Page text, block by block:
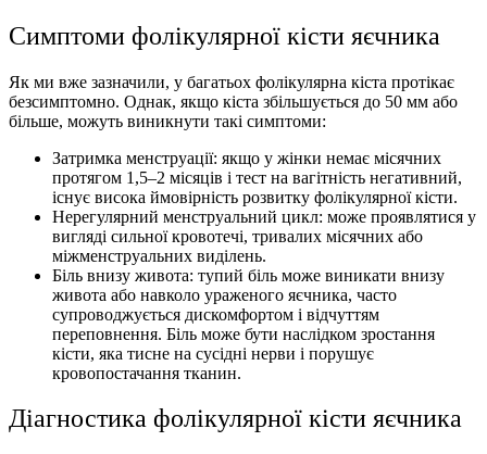
Симптоми фолікулярної кісти яєчника
Як ми вже зазначили, у багатьох фолікулярна кіста протікає
безсимптомно. Однак, якщо кіста збільшується до 50 мм або
більше, можуть виникнути такі симптоми:
Затримка менструації: якщо у жінки немає місячних
протягом 1,5–2 місяців і тест на вагітність негативний,
існує висока ймовірність розвитку фолікулярної кісти.
Нерегулярний менструальний цикл: може проявлятися у
вигляді сильної кровотечі, тривалих місячних або
міжменструальних виділень.
Біль внизу живота: тупий біль може виникати внизу
живота або навколо ураженого яєчника, часто
супроводжується дискомфортом і відчуттям
переповнення. Біль може бути наслідком зростання
кісти, яка тисне на сусідні нерви і порушує
кровопостачання тканин.
Діагностика фолікулярної кісти яєчника